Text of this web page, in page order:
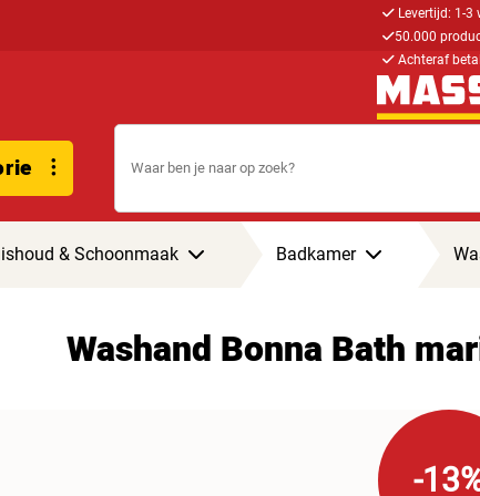
Levertijd: 1-
50.000
Achteraf
& Schoonmaak Badkamer
Washand Bonna Bath
-